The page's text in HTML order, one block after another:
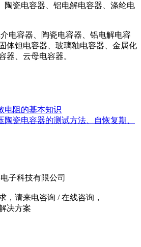
陶瓷电容器、铝电解电容器、涤纶电
电容器、陶瓷电容器、铝电解电容
体钽电容器、玻璃釉电容器、金属化
器、云母电容器。
电阻的基本知识
陶瓷电容器的测试方法、自恢复期、
子科技有限公司
，请来电咨询 / 在线咨询，
决方案